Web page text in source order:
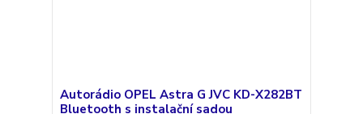
Autorádio OPEL Astra G JVC KD-X282BT
Bluetooth s instalační sadou